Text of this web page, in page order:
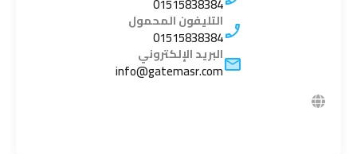
التليفون المحمول
01515838384
البريد الإلكتروني
info@gatemasr.com